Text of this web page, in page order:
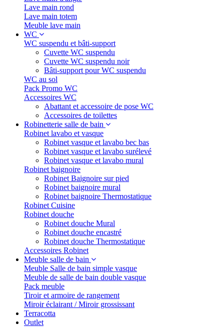
Lave main rond
Lave main totem
Meuble lave main
WC
WC suspendu et bâti-support
Cuvette WC suspendu
Cuvette WC suspendu noir
Bâti-support pour WC suspendu
WC au sol
Pack Promo WC
Accessoires WC
Abattant et accessoire de pose WC
Accessoires de toilettes
Robinetterie salle de bain
Robinet lavabo et vasque
Robinet vasque et lavabo bec bas
Robinet vasque et lavabo surélevé
Robinet vasque et lavabo mural
Robinet baignoire
Robinet Baignoire sur pied
Robinet baignoire mural
Robinet baignoire Thermostatique
Robinet Cuisine
Robinet douche
Robinet douche Mural
Robinet douche encastré
Robinet douche Thermostatique
Accessoires Robinet
Meuble salle de bain
Meuble Salle de bain simple vasque
Meuble de salle de bain double vasque
Pack meuble
Tiroir et armoire de rangement
Miroir éclairant / Miroir grossissant
Terracotta
Outlet